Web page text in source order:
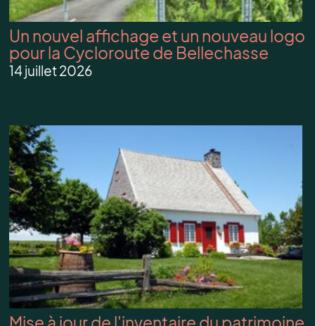
Un nouvel affichage et un nouveau logo
pour la Cycloroute de Bellechasse
14 juillet 2026